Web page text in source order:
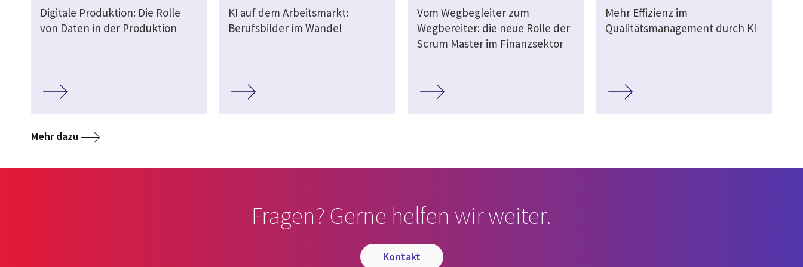
Digitale Produktion: Die Rolle
von Daten in der Produktion
KI auf dem Arbeitsmarkt:
Berufsbilder im Wandel
Vom Wegbegleiter zum
Wegbereiter: die neue Rolle der
Scrum Master im Finanzsektor
Mehr Effizienz im
Qualitätsmanagement durch KI
Mehr dazu
Fragen? Gerne helfen wir weiter.
kontakt